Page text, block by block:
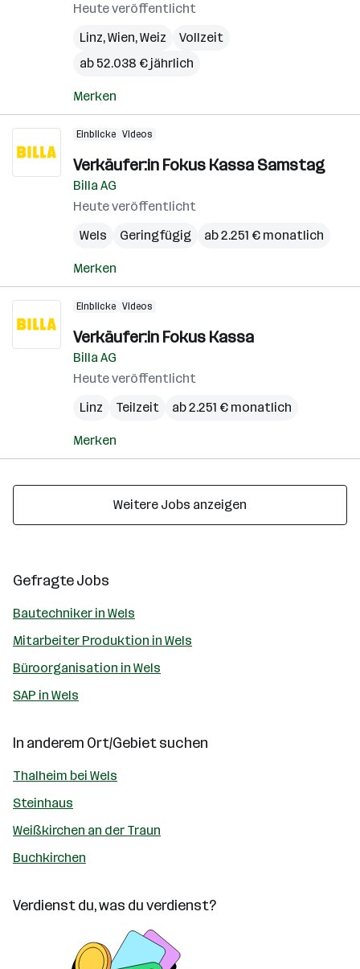
Heute veröffentlicht
Linz,Wien,Weiz
Vollzeit
ab 52.038 € jährlich
Merken
Einblicke Videos
Verkäufer:in Fokus Kassa Samstag
Billa AG
Heute veröffentlicht
Wels
Geringfügig ab 2.251 € monatlich
Merken
Einblicke Videos
Verkäufer:in Fokus Kassa
Billa AG
Heute veröffentlicht
Linz
Teilzeit ab 2.251 € monatlich
Merken
Weitere Jobs anzeigen
Gefragte Jobs
Bautechniker in Wels
Mitarbeiter Produktion in Wels
Büroorganisation in Wels
SAP in Wels
In anderem Ort/Gebiet suchen
Thalheim bei Wels
Steinhaus
Weißkirchen an der Traun
Buchkirchen
Verdienst du, was du verdienst?